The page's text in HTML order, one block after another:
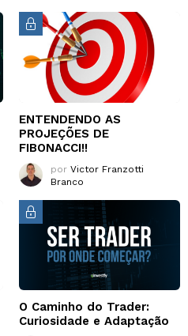
ENTENDENDO AS
PROJEÇÕES DE
FIBONACCI!!
por Victor Franzotti
Branco
O Caminho do Trader:
Curiosidade e Adaptação